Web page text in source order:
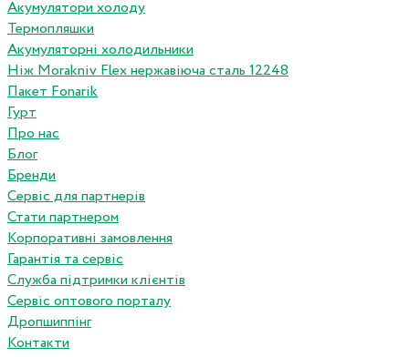
Акумулятори холоду
Термопляшки
Акумуляторні холодильники
Ніж Morakniv Flex нержавіюча сталь 12248
Пакет Fonarik
Гурт
Про нас
Блог
Бренди
Сервіс для партнерів
Стати партнером
Корпоративні замовлення
Гарантія та сервіс
Служба підтримки клієнтів
Сервіс оптового порталу
Дропшиппінг
Контакти